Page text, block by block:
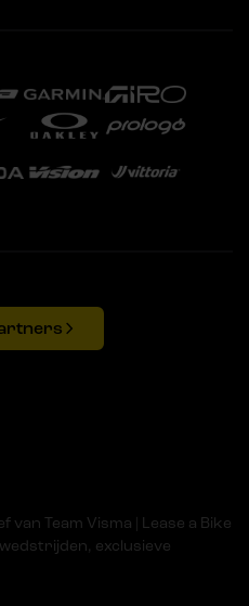
Team Visma | Lease a Bike
exclusieve